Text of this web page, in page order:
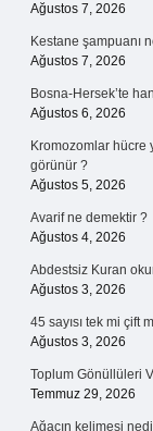
Ağustos 7, 2026
Kestane şampuanı
Ağustos 7, 2026
Bosna-Hersek’te
Ağustos 6, 2026
Kromozomlar
görünür ?
Ağustos 5, 2026
Avarif ne demektir ?
Ağustos 4, 2026
Abdestsiz Kuran
Ağustos 3, 2026
45 sayısı tek mi çift
Ağustos 3, 2026
Toplum Gönüllüleri
Temmuz 29, 2026
Ağacın kelimesi